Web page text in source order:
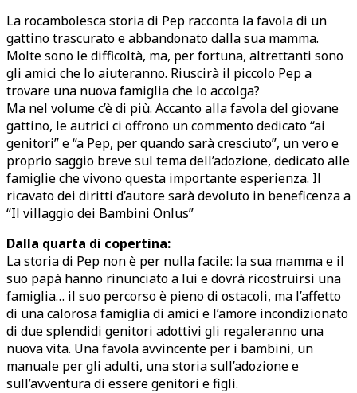
La rocambolesca storia di Pep racconta la favola di un
gattino trascurato e abbandonato dalla sua mamma.
Molte sono le difficoltà, ma, per fortuna, altrettanti sono
gli amici che lo aiuteranno. Riuscirà il piccolo Pep a
trovare una nuova famiglia che lo accolga?
Ma nel volume c’è di più. Accanto alla favola del giovane
gattino, le autrici ci offrono un commento dedicato “ai
genitori” e “a Pep, per quando sarà cresciuto”, un vero e
proprio saggio breve sul tema dell’adozione, dedicato alle
famiglie che vivono questa importante esperienza. Il
ricavato dei diritti d’autore sarà devoluto in beneficenza a
“Il villaggio dei Bambini Onlus”
Dalla quarta di copertina:
La storia di Pep non è per nulla facile: la sua mamma e il
suo papà hanno rinunciato a lui e dovrà ricostruirsi una
famiglia… il suo percorso è pieno di ostacoli, ma l’affetto
di una calorosa famiglia di amici e l’amore incondizionato
di due splendidi genitori adottivi gli regaleranno una
nuova vita. Una favola avvincente per i bambini, un
manuale per gli adulti, una storia sull’adozione e
sull’avventura di essere genitori e figli.